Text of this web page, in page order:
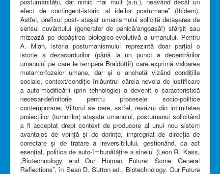
efect de contingent-istoric al ideilor postumane” (Ibidem).
Astfel, prefixul post- atașat umanismului solicită detașarea de
sensul cuvântului (generator de panică/angoasă!) sfârșit sau
mizează pe depășirea biologico-evolutivă a umanului. Pentru
A. Miah, istoria postumanismului reprezintă doar parțial o
istorie a dezacordurilor (până la un punct a decentrărilor
umanului pe care le tempera Braidotti!) care exprimă valoarea
metamorfozelor umane, dar și o anchetă vizând condițiile
sociale, context/condiție înlăuntrul căreia nevoia de justificare
a auto-modificării (prin tehnologie) a devenit o caracteristică
necesar-definitorie pentru procesele socio-politice
contemporane. Viitorul se cere, astfel, revăzut din intimitatea
proiecțiilor (turnurilor) atașate umanului, postumanul solicitând
a fi acceptat drept context de producere al unui nou sistem
avantajos de voință și de dorințe, impregnat de direcția de
corectare și de tratare a ireversibilului, gestionând, ca act
esențial, politica de auto-îmbunătățire a sinelui (Leon R. Kass,
„Biotechnology and Our Human Future: Some General
Reflections”, în Sean D. Sutton ed., Biotechnology. Our Future